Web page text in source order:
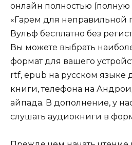
онлайн полностью
«Гарем для неправильной
Вульф бесплатно без
Вы можете выбрать
формат для вашего
rtf, epub на русском языке
книги, телефона на
айпада. В дополнение, у
слушать аудиокниги в